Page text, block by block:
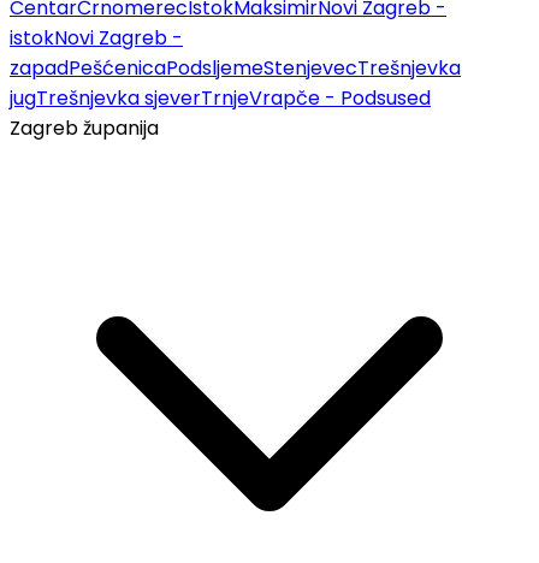
CentarČrnomerecIstokMaksimirNovi Zagreb -
istokNovi Zagreb -
zapadPešćenicaPodsljemeStenjevecTrešnjevka
jugTrešnjevka sjeverTrnjeVrapče - Podsused
Zagreb županija